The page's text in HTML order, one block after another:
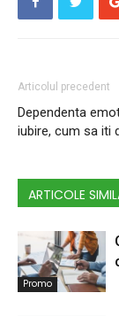
Articolul precedent
Dependenta
iubire, cum sa iti
ARTICOLE
Promo